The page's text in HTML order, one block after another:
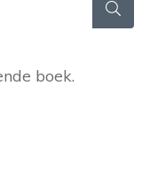
boek.